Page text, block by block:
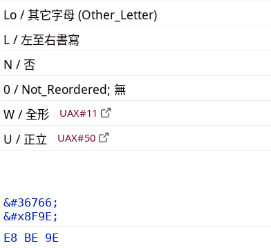
Lo / 其它字母 (Other_Letter)
L / 左至右書寫
N / 否
0 / Not_Reordered; 無
W / 全形 UAX#11
U / 正立 UAX#50
&#36766;
&#x8F9E;
E8 BE 9E